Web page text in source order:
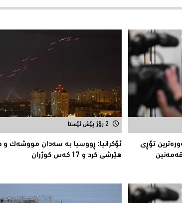
تۆڕى
2 رۆژ پێش ئێستا
ئۆكرانیا: ڕووسیا به‌ سه‌دان مووشه‌ك و
هێرشی كرد و 17 كه‌س كوژران